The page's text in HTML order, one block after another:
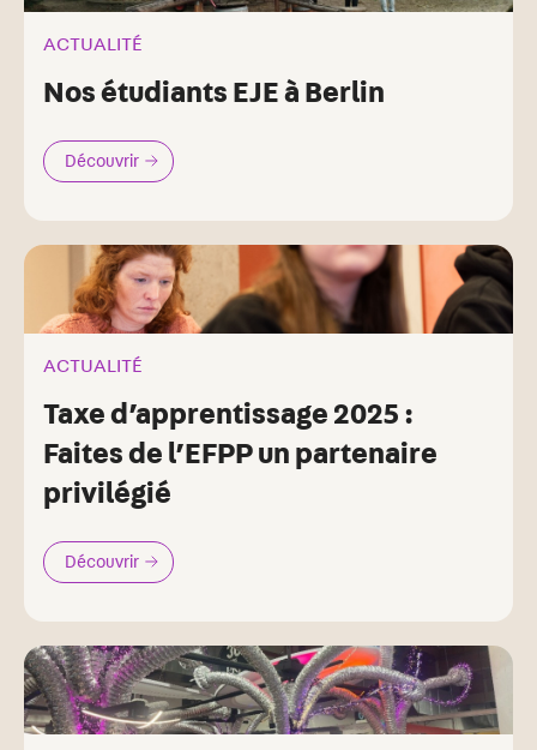
ACTUALITÉ
Nos étudiants EJE à Berlin
Découvrir
ACTUALITÉ
Taxe d’apprentissage 2025 :
Faites de l’EFPP un partenaire
privilégié
Découvrir